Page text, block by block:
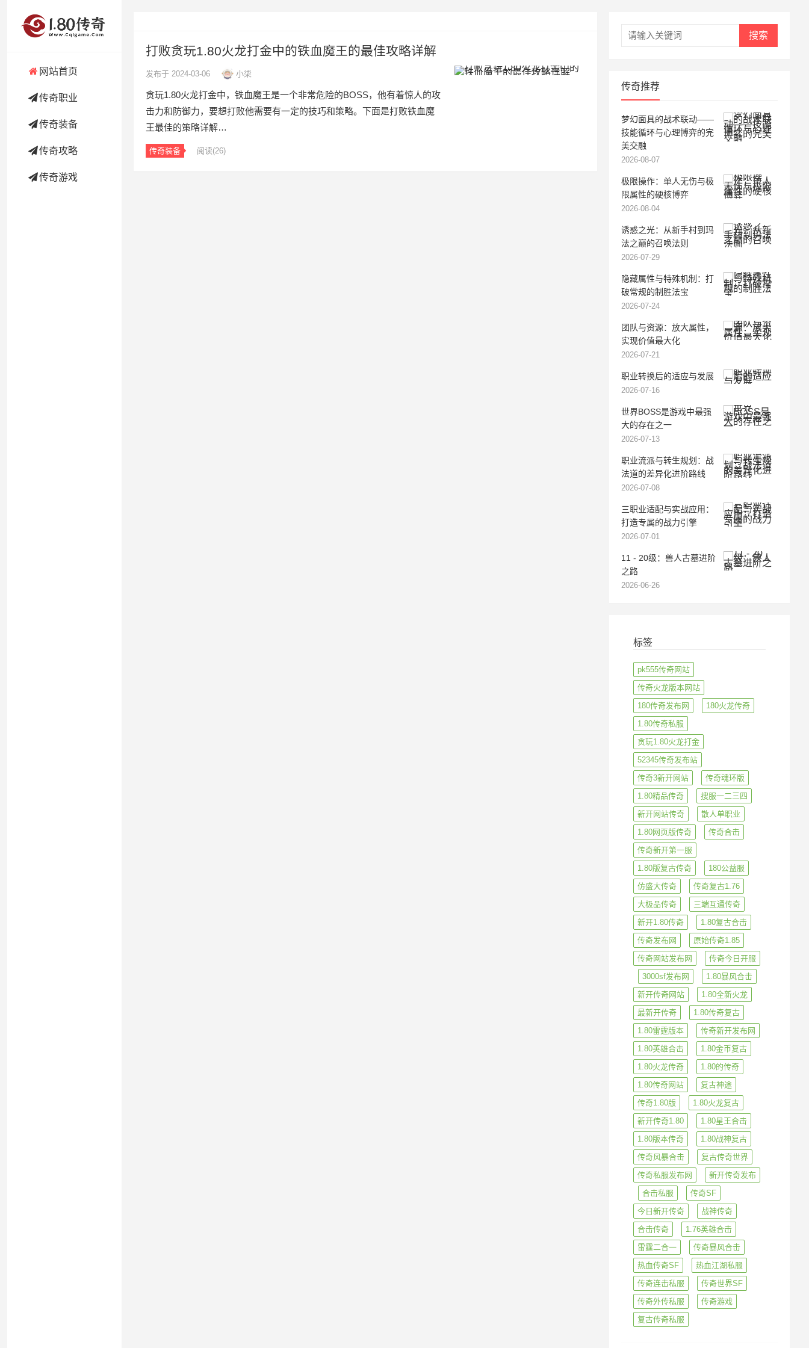
网站首页
传奇职业
传奇装备
传奇攻略
传奇游戏
打败贪玩1.80火龙打金中的铁血魔王的最佳攻略详解
发布于 2024-03-06 小柒
贪玩1.80火龙打金中，铁血魔王是一个非常危险的BOSS，他有着惊人的攻
击力和防御力，要想打败他需要有一定的技巧和策略。下面是打败铁血魔
王最佳的策略详解…
传奇装备 阅读(26)
搜索
传奇推荐
梦幻面具的战术联动——
技能循环与心理博弈的完
美交融
2026-08-07
极限操作：单人无伤与极
限属性的硬核博弈
2026-08-04
诱惑之光：从新手村到玛
法之巅的召唤法则
2026-07-29
隐藏属性与特殊机制：打
破常规的制胜法宝
2026-07-24
团队与资源：放大属性，
实现价值最大化
2026-07-21
职业转换后的适应与发展
2026-07-16
世界BOSS是游戏中最强
大的存在之一
2026-07-13
职业流派与转生规划：战
法道的差异化进阶路线
2026-07-08
三职业适配与实战应用：
打造专属的战力引擎
2026-07-01
11 - 20级：兽人古墓进阶
之路
2026-06-26
标签
pk555传奇网站
传奇火龙版本网站
180传奇发布网
180火龙传奇
1.80传奇私服
贪玩1.80火龙打金
52345传奇发布站
传奇3新开网站
传奇魂环版
1.80精品传奇
搜服一二三四
新开网站传奇
散人单职业
1.80网页版传奇
传奇合击
传奇新开第一服
1.80版复古传奇
180公益服
仿盛大传奇
传奇复古1.76
大极品传奇
三端互通传奇
新开1.80传奇
1.80复古合击
传奇发布网
原始传奇1.85
传奇网站发布网
传奇今日开服
3000sf发布网
1.80暴风合击
新开传奇网站
1.80全新火龙
最新开传奇
1.80传奇复古
1.80雷霆版本
传奇新开发布网
1.80英雄合击
1.80金币复古
1.80火龙传奇
1.80的传奇
1.80传奇网站
复古神途
传奇1.80版
1.80火龙复古
新开传奇1.80
1.80星王合击
1.80版本传奇
1.80战神复古
传奇风暴合击
复古传奇世界
传奇私服发布网
新开传奇发布
合击私服
传奇SF
今日新开传奇
战神传奇
合击传奇
1.76英雄合击
雷霆二合一
传奇暴风合击
热血传奇SF
热血江湖私服
传奇连击私服
传奇世界SF
传奇外传私服
传奇游戏
复古传奇私服